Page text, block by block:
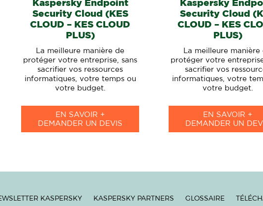
Kaspersky Endpoint
Security Cloud (KES
CLOUD – KES CLOUD
PLUS)
La meilleure manière de
protéger votre entreprise, sans
sacrifier vos ressources
informatiques, votre temps ou
votre budget.
EN SAVOIR +
DEMANDER UN DEVIS
Kaspersky
Security Cloud
CLOUD – KES
PLUS)
La meilleure manière
protéger votre
sacrifier vos
informatiques, votre
votre budget.
EN SAVOIR +
DEMANDER UN
KASPERSKY KASPERSKY PARTNERS GLOSSAIRE